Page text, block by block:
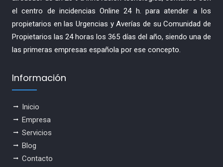
el centro de incidencias Online 24 h. para atender a los
propietarios en las Urgencias y Averías de su Comunidad de
Propietarios las 24 horas los 365 días del año, siendo una de
las primeras empresas española por ese concepto.
Información
Inicio
Empresa
Servicios
Blog
Contacto